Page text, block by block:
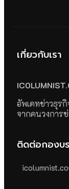
เกี่ยวกับเรา
อัพเดทข่าวธุร
จากคนวงการข่
ติดต่อกองบ